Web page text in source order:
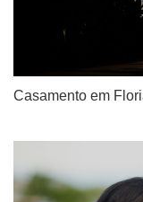
Casamento em